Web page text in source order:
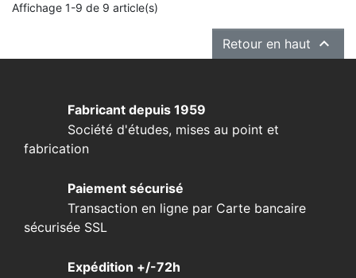
Affichage 1-9 de 9 article(s)
Retour en haut 
Fabricant depuis 1959
Société d'études, mises au point et
fabrication
Paiement sécurisé
Transaction en ligne par Carte bancaire
sécurisée SSL
Expédition +/-72h